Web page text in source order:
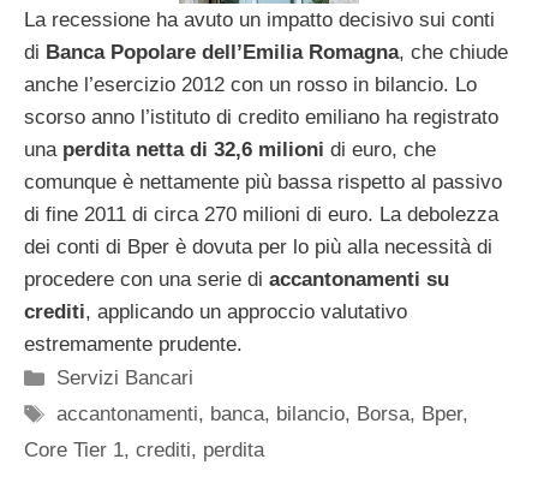
La recessione ha avuto un impatto decisivo sui conti
di Banca Popolare dell’Emilia Romagna, che chiude
anche l’esercizio 2012 con un rosso in bilancio. Lo
scorso anno l’istituto di credito emiliano ha registrato
una perdita netta di 32,6 milioni di euro, che
comunque è nettamente più bassa rispetto al passivo
di fine 2011 di circa 270 milioni di euro. La debolezza
dei conti di Bper è dovuta per lo più alla necessità di
procedere con una serie di accantonamenti su
crediti, applicando un approccio valutativo
estremamente prudente.
Categorie
Servizi Bancari
Tag
accantonamenti, banca, bilancio, Borsa, Bper,
Core Tier 1, crediti, perdita